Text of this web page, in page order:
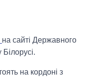
на сайті Державного
на кордоні з